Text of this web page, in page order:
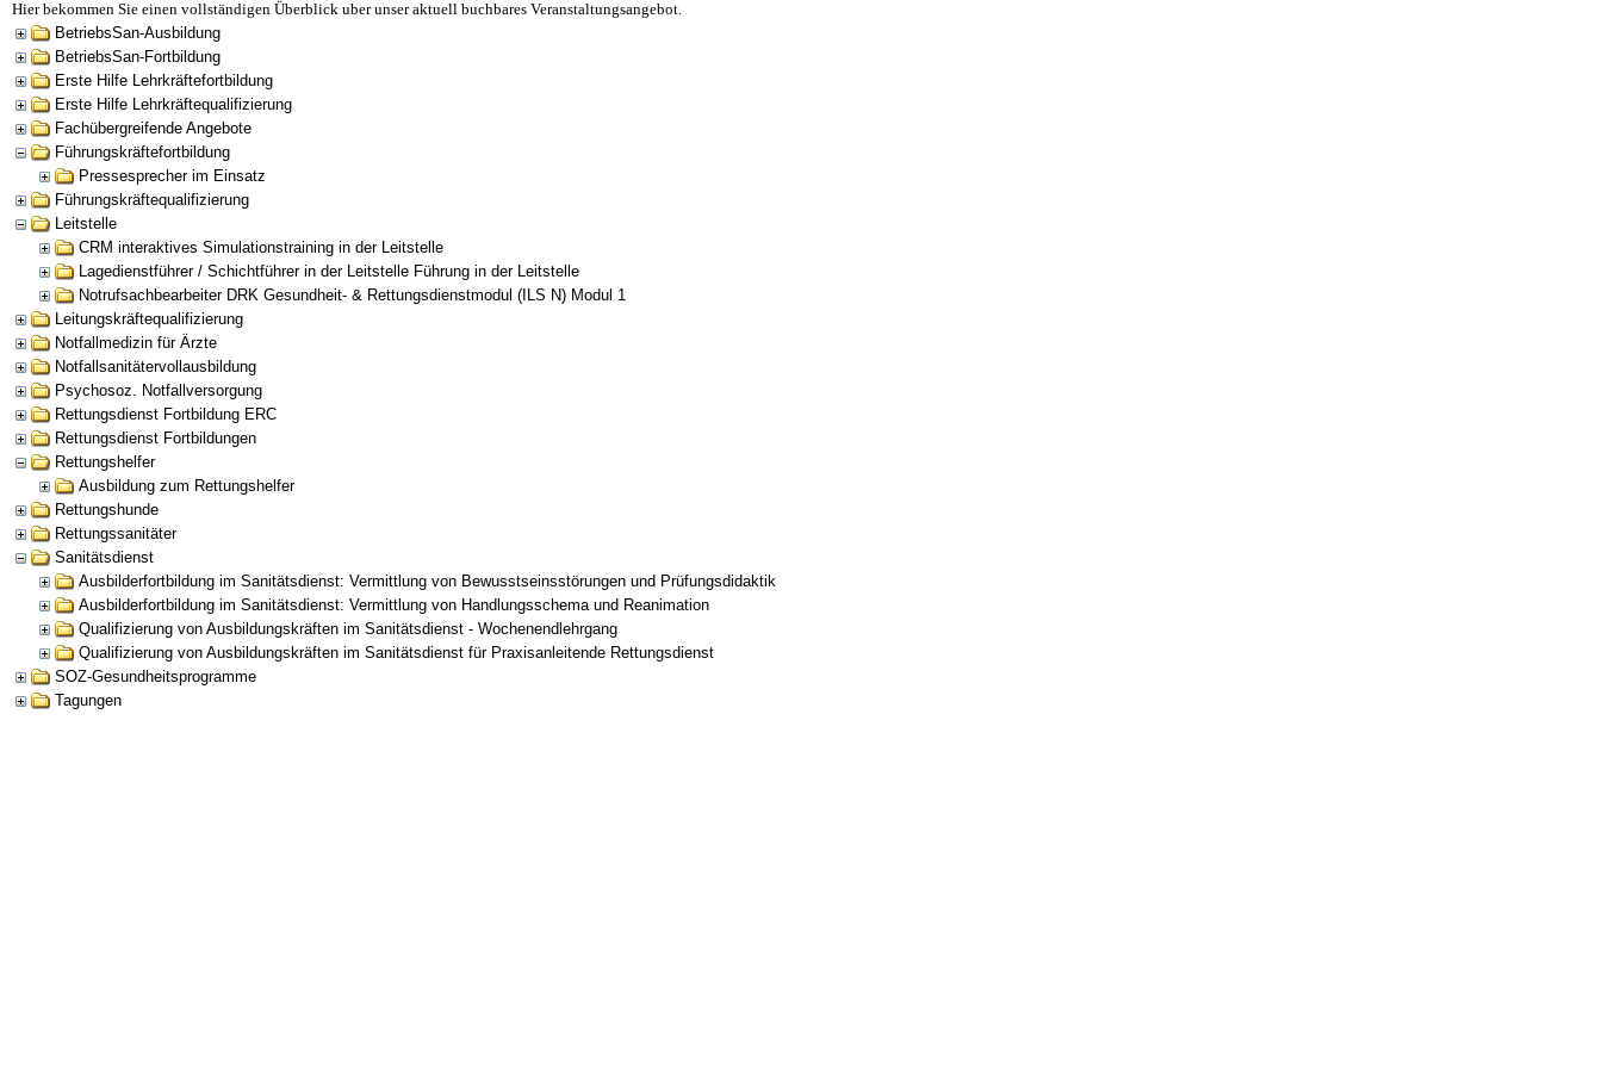
Hier bekommen Sie einen vollständigen Überblick uber unser aktuell buchbares Veranstaltungsangebot.
BetriebsSan-Ausbildung
BetriebsSan-Fortbildung
Erste Hilfe Lehrkräftefortbildung
Erste Hilfe Lehrkräftequalifizierung
Fachübergreifende Angebote
Führungskräftefortbildung
Pressesprecher im Einsatz
Führungskräftequalifizierung
Leitstelle
CRM interaktives Simulationstraining in der Leitstelle
Lagedienstführer / Schichtführer in der Leitstelle Führung in der Leitstelle
Notrufsachbearbeiter DRK Gesundheit- & Rettungsdienstmodul (ILS N) Modul 1
Leitungskräftequalifizierung
Notfallmedizin für Ärzte
Notfallsanitätervollausbildung
Psychosoz. Notfallversorgung
Rettungsdienst Fortbildung ERC
Rettungsdienst Fortbildungen
Rettungshelfer
Ausbildung zum Rettungshelfer
Rettungshunde
Rettungssanitäter
Sanitätsdienst
Ausbilderfortbildung im Sanitätsdienst: Vermittlung von Bewusstseinsstörungen und Prüfungsdidaktik
Ausbilderfortbildung im Sanitätsdienst: Vermittlung von Handlungsschema und Reanimation
Qualifizierung von Ausbildungskräften im Sanitätsdienst - Wochenendlehrgang
Qualifizierung von Ausbildungskräften im Sanitätsdienst für Praxisanleitende Rettungsdienst
SOZ-Gesundheitsprogramme
Tagungen